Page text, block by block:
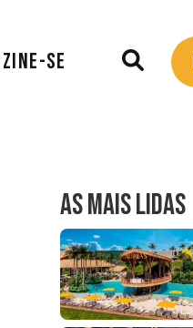
ZINE-SE
AS MAIS LIDAS